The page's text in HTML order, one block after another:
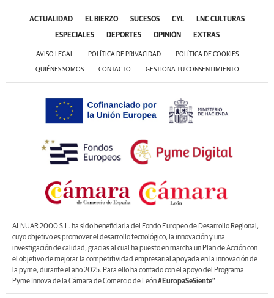
ACTUALIDAD EL BIERZO SUCESOS CYL LNC CULTURAS
ESPECIALES DEPORTES OPINIÓN EXTRAS
AVISO LEGAL POLÍTICA DE PRIVACIDAD POLÍTICA DE COOKIES
QUIÉNES SOMOS CONTACTO GESTIONA TU CONSENTIMIENTO
ALNUAR 2000 S.L. ha sido beneficiaria del Fondo Europeo de Desarrollo Regional,
cuyo objetivo es promover el desarrollo tecnológico, la innovación y una
investigación de calidad, gracias al cual ha puesto en marcha un Plan de Acción con
el objetivo de mejorar la competitividad empresarial apoyada en la innovación de
la pyme, durante el año 2025. Para ello ha contado con el apoyo del Programa
Pyme Innova de la Cámara de Comercio de León#EuropaSeSiente”